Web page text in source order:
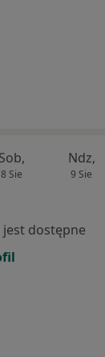
Sob,
8 Sie
Ndz,
9 Sie
dostępne